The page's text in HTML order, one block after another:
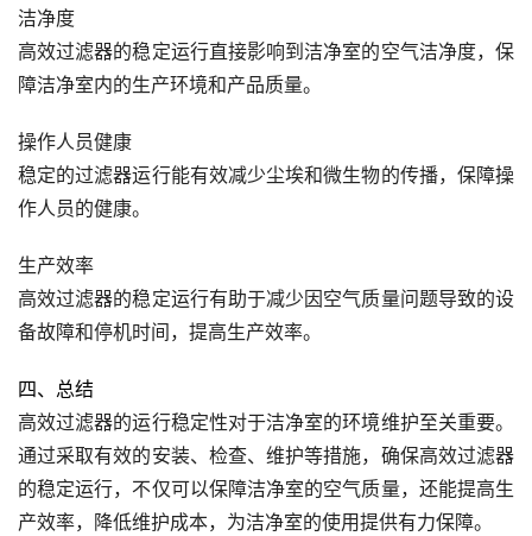
洁净度
高效过滤器的稳定运行直接影响到洁净室的空气洁净度，保
障洁净室内的生产环境和产品质量。
操作人员健康
稳定的过滤器运行能有效减少尘埃和微生物的传播，保障操
作人员的健康。
生产效率
高效过滤器的稳定运行有助于减少因空气质量问题导致的设
备故障和停机时间，提高生产效率。
四、总结
高效过滤器的运行稳定性对于洁净室的环境维护至关重要。
通过采取有效的安装、检查、维护等措施，确保高效过滤器
的稳定运行，不仅可以保障洁净室的空气质量，还能提高生
产效率，降低维护成本，为洁净室的使用提供有力保障。